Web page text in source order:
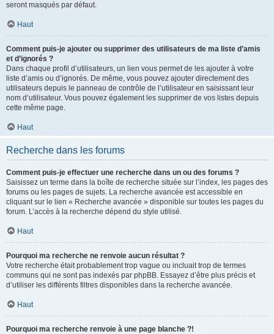
seront masqués par défaut.
Haut
Comment puis-je ajouter ou supprimer des utilisateurs de ma liste d’amis
et d’ignorés ?
Dans chaque profil d’utilisateurs, un lien vous permet de les ajouter à votre
liste d’amis ou d’ignorés. De même, vous pouvez ajouter directement des
utilisateurs depuis le panneau de contrôle de l’utilisateur en saisissant leur
nom d’utilisateur. Vous pouvez également les supprimer de vos listes depuis
cette même page.
Haut
Recherche dans les forums
Comment puis-je effectuer une recherche dans un ou des forums ?
Saisissez un terme dans la boîte de recherche située sur l’index, les pages des
forums ou les pages de sujets. La recherche avancée est accessible en
cliquant sur le lien « Recherche avancée » disponible sur toutes les pages du
forum. L’accès à la recherche dépend du style utilisé.
Haut
Pourquoi ma recherche ne renvoie aucun résultat ?
Votre recherche était probablement trop vague ou incluait trop de termes
communs qui ne sont pas indexés par phpBB. Essayez d’être plus précis et
d’utiliser les différents filtres disponibles dans la recherche avancée.
Haut
Pourquoi ma recherche renvoie à une page blanche ?!